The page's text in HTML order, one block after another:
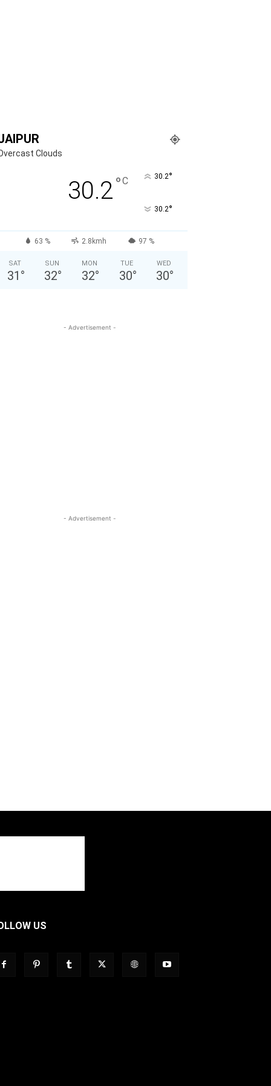
Clouds
30.2°C 30.2°
30.2°
63 % 2.8kmh 97 %
SAT
31 °
SUN
32°
MON
32°
TUE
30°
WED
30°
- Advertisement -
- Advertisement -
US